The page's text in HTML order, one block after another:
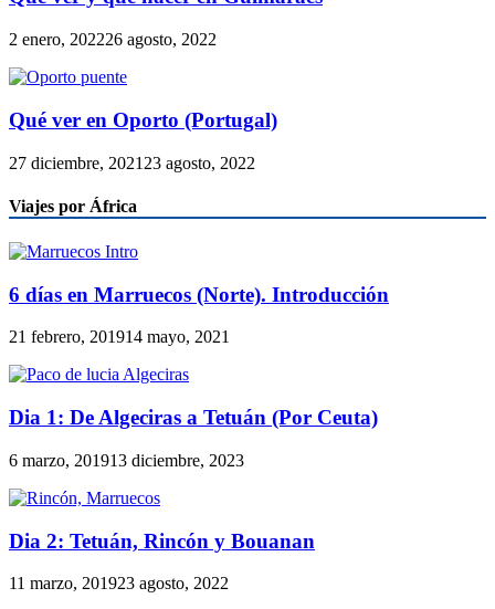
2 enero, 202226 agosto, 2022
Qué ver en Oporto (Portugal)
27 diciembre, 2021 23 agosto, 2022
Viajes por África
6 días en Marruecos (Norte). Introducción
21 febrero, 201914 mayo, 2021
Dia 1: De Algeciras a Tetuán (Por Ceuta)
6 marzo, 201913 diciembre, 2023
Dia 2: Tetuán, Rincón y Bouanan
11 marzo, 201923 agosto, 2022